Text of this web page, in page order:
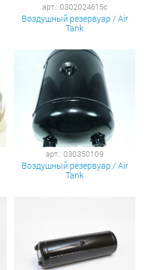
арт.: 0302024615c
Воздушный резервуар / Air
Tank
арт.: 030350109
Воздушный резервуар / Air
Tank